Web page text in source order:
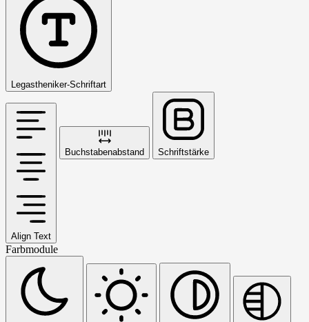
Legastheniker-Schriftart
Align Text
Buchstabenabstand Schriftstärke
Farbmodule